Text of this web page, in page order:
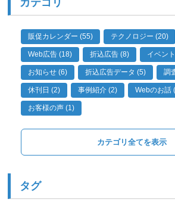
販促カレンダー (55) テクノロジー (20)
Web広告 (18) 折込広告 (8) イベン
お知らせ (6) 折込広告データ (5) 調
休刊日 (2) 事例紹介 (2) Webのお話
お客様の声 (1)
カテゴリ全てを表示
タグ